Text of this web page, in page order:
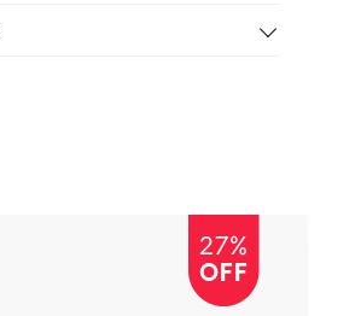
27%
OFF